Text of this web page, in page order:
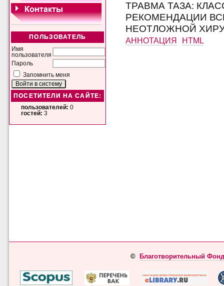
ПОЛЬЗОВАТЕЛЬ
Имя
пользователя
Пароль
Запомнить меня
ПОСЕТИТЕЛИ НА САЙТЕ:
пользователей: 0
гостей: 3
ТРАВМА ТАЗА:
РЕКОМЕНДАЦИИ
НЕОТЛОЖНОЙ
АННОТАЦИЯ HTML
© Благотворительный